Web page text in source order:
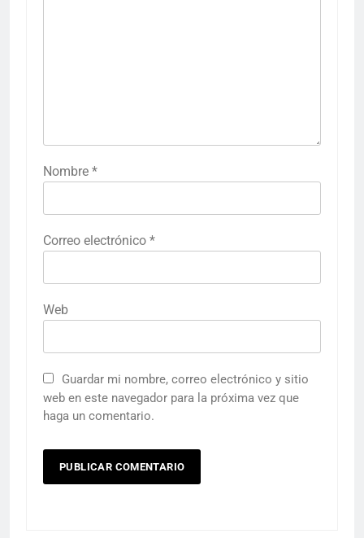
Nombre *
Correo electrónico *
Web
Guardar mi nombre, correo electrónico y sitio
web en este navegador para la próxima vez que
haga un comentario.